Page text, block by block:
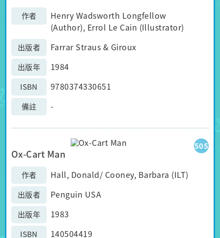
作者
Henry Wadsworth Longfellow
(Author), Errol Le Cain (Illustrator)
出版者 Farrar Straus & Giroux
出版年 1984
ISBN 9780374330651
備註 -
505
Ox-Cart Man
作者 Hall, Donald/ Cooney, Barbara (ILT)
出版者 Penguin USA
出版年 1983
ISBN 140504419